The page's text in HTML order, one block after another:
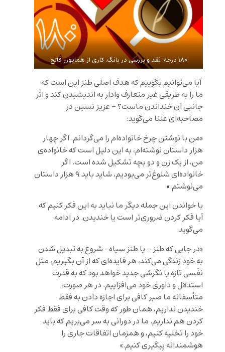
۱۸۰ درجه: نقد و بررسی در بانگ. کاری از همایون فاتح
آیا می‌توانیم بگوییم که هدف اصلی طنز این است که
ما را به طریقی غیر متعارف وادار به اندیشیدن کند و اثر
جانبی آن خنداندن ماست؟ – عزیز نسین در
مصاحبه‌ای علنا می‌گوید:
«من با نوشتن چرخ خانواده‌ام را می‌گردانم. اگر چهار
هزار داستان نوشته‌ام، به این دلیل است که خانواده‌ی
من، از یک زن و دو بچه تشکیل شده است. اگر
خانواده‌ای شلوغ‌تر می‌بودیم، شاید باید ۹ هزار داستان
می‌نوشتم.»
با خواندن این جمله دیگر ما نباید به این فکر کنیم که
آیا فکر کردن ضروری‌تر است یا خندیدن. در ادامه
می‌گوید:
«در جایی که طنز – یا طنز سیاه- شروع به تبدیل شدن
به خودِ زندگی می‌کند، هر فایده‌ای که از آن بگیریم، مثل
نَفَسی تازه یا نگرشی جدید خواهد بود که به قدرت
استدلال و داوری خود می‌افزاییم. در هر صورت،
متأسفانه ما صبر کافی برای اجازه دادن به فقط
خندیدن نداریم، همان طور که وقت کافی برای فقط فکر
کردن هم نداریم. ما در دورانی به سر می‌بریم که باید
خود را تخلیه کنیم، و همزمان اتفاقات جاری را
هوشمندانه پیگیری کنیم.»